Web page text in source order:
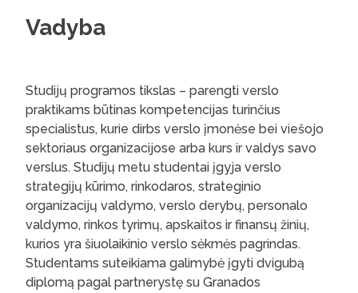
Vadyba
Studijų programos tikslas – parengti verslo
praktikams būtinas kompetencijas turinčius
specialistus, kurie dirbs verslo įmonėse bei viešojo
sektoriaus organizacijose arba kurs ir valdys savo
verslus. Studijų metu studentai įgyja verslo
strategijų kūrimo, rinkodaros, strateginio
organizacijų valdymo, verslo derybų, personalo
valdymo, rinkos tyrimų, apskaitos ir finansų žinių,
kurios yra šiuolaikinio verslo sėkmės pagrindas.
Studentams suteikiama galimybė įgyti dvigubą
diplomą pagal partnerystę su Granados